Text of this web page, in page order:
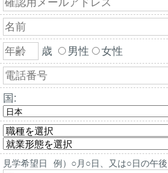
歳 男性 女性
国:
見学希望日 例）○月○日、又は○日の午後